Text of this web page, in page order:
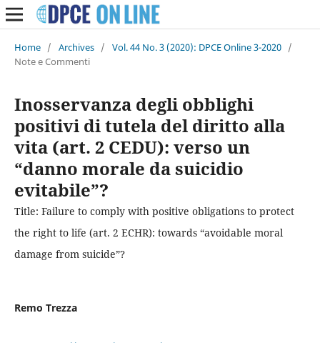
Home / Archives / Vol. 44 No. 3 (2020): DPCE Online 3-2020 /
Note e Commenti
Inosservanza degli obblighi
positivi di tutela del diritto alla
vita (art. 2 CEDU): verso un
“danno morale da suicidio
evitabile”?
Title: Failure to comply with positive obligations to protect
the right to life (art. 2 ECHR): towards “avoidable moral
damage from suicide”?
Remo Trezza